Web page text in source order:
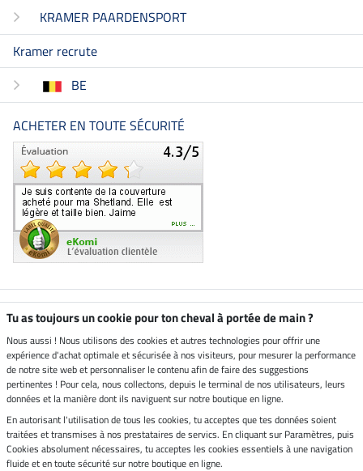
KRAMER PAARDENSPORT
Kramer recrute
BE
ACHETER EN TOUTE SÉCURITÉ
Boutique climatiquement
neutre
Livraison par
Paiement sécurisé
Tu as toujours un cookie pour ton cheval à portée de main ?
Nous aussi ! Nous utilisons des cookies et autres technologies pour offrir une
expérience d'achat optimale et sécurisée à nos visiteurs, pour mesurer la performance
de notre site web et personnaliser le contenu afin de faire des suggestions
pertinentes ! Pour cela, nous collectons, depuis le terminal de nos utilisateurs, leurs
données et la manière dont ils naviguent sur notre boutique en ligne.
En autorisant l'utilisation de tous les cookies, tu acceptes que tes données soient
traitées et transmises à nos prestataires de servics. En cliquant sur Paramètres, puis
Cookies absolument nécessaires, tu acceptes les cookies essentiels à une navigation
fluide et en toute sécurité sur notre boutique en ligne.